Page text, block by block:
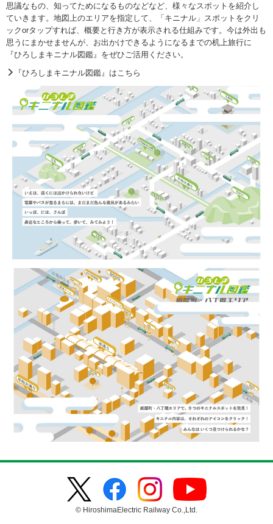
思議なもの、知ってためになるものなどなど、様々なスポットを紹介し
ていきます。地図上のエリアを指定して、「キニナル」スポットをクリ
ックorタップすれば、概要と行き方が表示される仕組みです。今は外出も
思うにまかせませんが、お出かけできるようになるまでの机上旅行に
『ひろしまキニナル図鑑』をぜひご活用ください。
『ひろしまキニナル図鑑』はこちら
© HiroshimaElectric Railway Co.,Ltd.